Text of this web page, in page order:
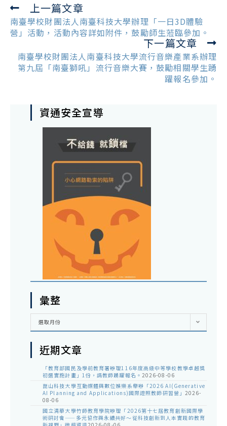
Read
more
articles
上一篇文章
南臺學校財團法人南臺科技大學辦理「一日3D體驗
營」活動，活動內容詳如附件，鼓勵師生蒞臨參加。
下一篇文章
南臺學校財團法人南臺科技大學流行音樂產業系辦理
第九屆「南臺獅吼」流行音樂大賽，鼓勵相關學生踴
躍報名參加。
資通安全宣導
彙整
彙
選取月份
近期文章
「教育部國民及學前教育署辦理116年度高級中等學校教學卓越獎
初選實施計畫」1份，請教師踴躍報名。 2026-08-06
崑山科技大學互動媒體與數位娛樂系舉辦「2026 AI(Generative
AI Planning and Applications)國際證照教師研習營」 2026-
08-06
國立清華大學竹師教育學院辦理「2026第十七屆教育創新國際學
術研討會——多元協作與永續共好～從科技創新到人本實踐的教育